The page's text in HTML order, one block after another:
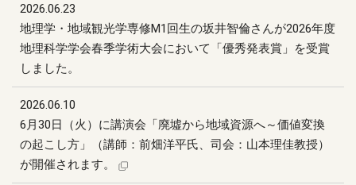
2026.06.23
地理学・地域観光学専修M1回生の坂井智倫さんが2026年度
地理科学学会春季学術大会において「優秀発表賞」を受賞
しました。
2026.06.10
6月30日（火）に講演会「廃墟から地域資源へ～価値変換
の起こし方」（講師：前畑洋平氏、司会：山本理佳教授）
が開催されます。